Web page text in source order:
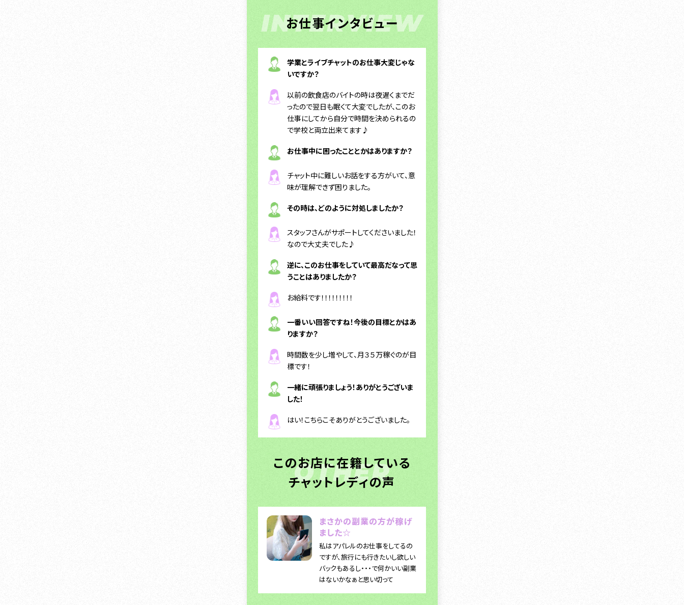
お仕事インタビュー
INTERVIEW
学業とライブチャットのお仕事大変じゃな
いですか？
以前の飲食店のバイトの時は夜遅くまでだ
ったので翌日も眠くて大変でしたが、このお
仕事にしてから自分で時間を決められるの
で学校と両立出来てます♪
お仕事中に困ったこととかはありますか？
チャット中に難しいお話をする方がいて、意
味が理解できず困りました。
その時は、どのように対処しましたか？
スタッフさんがサポートしてくださいました！
なので大丈夫でした♪
逆に、このお仕事をしていて最高だなって思
うことはありましたか？
お給料です！！！！！！！！！
一番いい回答ですね！今後の目標とかはあ
りますか？
時間数を少し増やして、月３５万稼ぐのが目
標です！
一緒に頑張りましょう！ありがとうございま
した！
はい！こちらこそありがとうございました。
このお店に在籍している
チャットレディの声
OTHER
まさかの副業の方が稼げ
ました☆
私はアパレルのお仕事をしてるの
ですが、旅行にも行きたいし欲しい
バックもあるし・・・で何かいい副業
はないかなぁと思い切って